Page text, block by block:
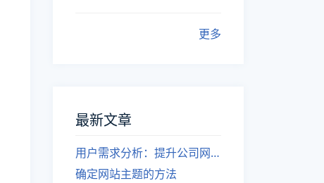
更多
最新文章
用户需求分析：提升公司网站建设效果
确定网站主题的方法